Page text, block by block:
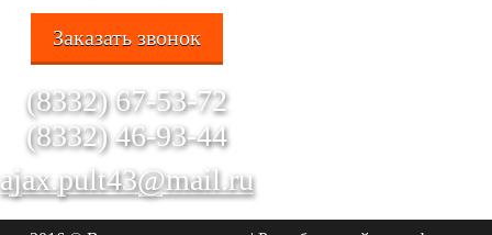
Заказать звонок
(8332) 67-53-72
(8332) 46-93-44
ajax.pult43@mail.ru